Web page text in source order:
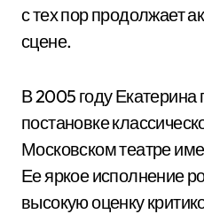
с тех пор продолжает
сцене.
В 2005 году Екатерина
постановке
Московском театре
Ее яркое исполнение
высокую оценку